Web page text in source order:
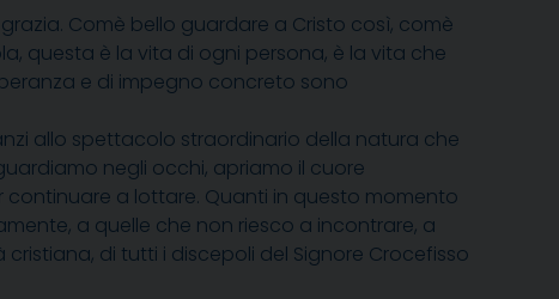
Comè bello guardare a Cristo così, comè
questa è la vita di ogni persona, è la vita che
e di impegno concreto sono
allo spettacolo straordinario della natura che
negli occhi, apriamo il cuore
a lottare. Quanti in questo momento
a quelle che non riesco a incontrare, a
di tutti i discepoli del Signore Crocefisso